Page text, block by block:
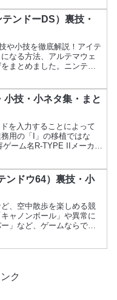
ンドーDS）裏技・
や小技を徹底解説！アイテ
なる方法、アルテマウェ
まとめました。ニンテン
小技・小ネタ集・まと
を入力することによって
用の「I」の移植ではな
ーム名R-TYPE IIメーカー
ンドウ64）裏技・小
、空中散歩を楽しめる競
ャノンボール」や異常に
」など、ゲームならでは
ク